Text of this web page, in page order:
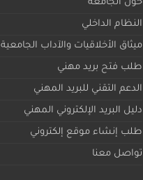
حول الجامعة
النظام الداخلي
ميثاق اﻷخلاقيات والآداب الجامعية
طلب فتح بريد مهني
الدعم التقني للبريد المهني
دليل البريد الإلكتروني المهني
طلب إنشاء موقع إلكتروني
تواصل معنا